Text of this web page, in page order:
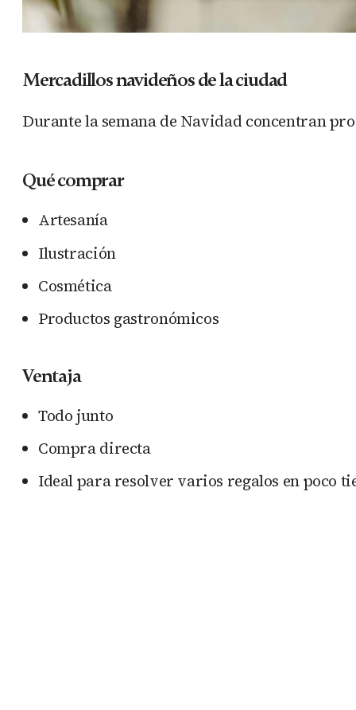
Mercadillos navideños de la ciudad
Durante la semana de Navidad concentran
Qué comprar
Artesanía
Ilustración
Cosmética
Productos gastronómicos
Ventaja
Todo junto
Compra directa
Ideal para resolver varios regalos en poco